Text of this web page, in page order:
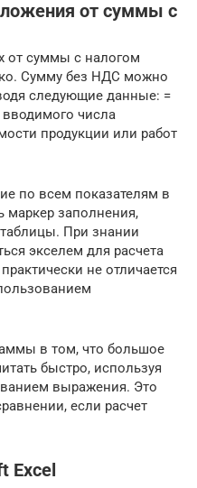
от суммы с
от суммы с налогом
Сумму без НДС можно
следующие данные: =
числа
продукции или работ
по всем показателям в
маркер заполнения,
При знании
экселем для расчета
не отличается
в том, что большое
быстро, используя
выражения. Это
если расчет
Excel